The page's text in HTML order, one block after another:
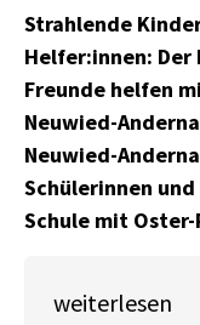
Strahlende
Helfer:innen: Der
Freunde helfen
Neuwied-
Neuwied-
Schülerinnen
Schule mit
weiterlesen